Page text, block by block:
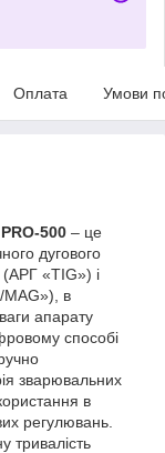
Оплата Умови
500 – це
дугового
«TIG») і
MAG»), в
апарату
способі
зварювальних
в
регулювань.
тривалість